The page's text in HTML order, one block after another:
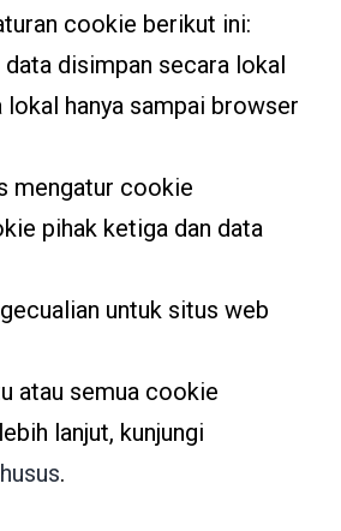
cookie berikut ini:
disimpan secara lokal
lokal hanya sampai browser
mengatur cookie
pihak ketiga dan data
untuk situs web
atau semua cookie
lanjut, kunjungi
.